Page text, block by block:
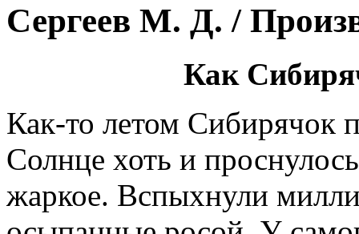
Сергеев М. Д. /
Как
Как-то летом Сибирячок
Солнце хоть и
жаркое. Вспыхнули